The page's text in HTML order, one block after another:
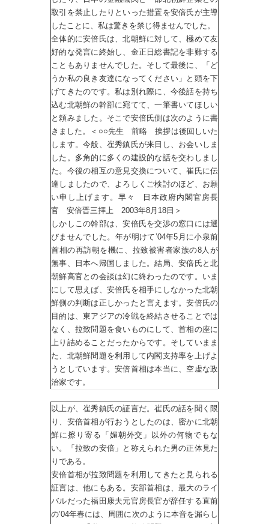
取引を禁止したりといった措置を安倍氏が主導
したことに、私は驚きを禁じ得ませんでした。
全体的に安倍氏は、北朝鮮に対して、極めて友
好的な発言に終始し、金正日総書記を非難する
こともありませんでした。そして最後に、「ど
うか私の良き友達になってください」と頭を下
げてきたのです。私は別れ際に、今後話を持ち
込む北朝鮮の幹部に宛てて、一筆書いてほしい
と頼みました。そこで安倍氏側は次のように書
きました。＜○○先生 前略 挨拶は後回しいた
します。今般、崔秀鎮氏が来日し、お会いしま
した。多角的に多くの建設的な話を交わしまし
た。今後の相互の意見交換について、崔氏に伝
達しましたので、よろしくご検討のほど、お願
い申し上げます。早々 日本政府内閣官房長
官 安倍晋三拝上 2003年8月18日＞
しかしこの幹部は、安倍氏を交渉の窓口には選
びませんでした。年が明けて’04年5月に小泉前
首相の再訪朝を機に、拉致被害者家族の8人が
無事、日本へ帰国しました。結局、安倍氏と北
朝鮮高官との会談は幻に終わったのです。いま
にして思えば、安倍氏を相手にしなかった北朝
鮮側の判断は正しかったと言えます。安倍氏の
目的は、東アジアの冷戦を終結させることでは
なく、拉致問題を食いものにして、首相の座に
上り詰めることだったからです。そしていまま
た、北朝鮮問題を利用して内閣支持率を上げよ
うとしています。安倍首相は本当に、空虚な政
治家です。
以上が、崔秀鎮氏の証言だ。崔氏の話を聞く限
り、安倍首相が行おうとしたのは、密かに北朝
鮮に擦り寄る「媚朝外交」以外の何物でもな
い。「拉致の安倍」と称えられた男の正体見た
りである。
安倍首相が拉致問題を利用してきたと見られる
証言は、他にもある。安部首相は、最大のライ
バルだった福田康夫元官房長官が辞任する直前
の’04年春には、周囲に次のように本音を漏らし